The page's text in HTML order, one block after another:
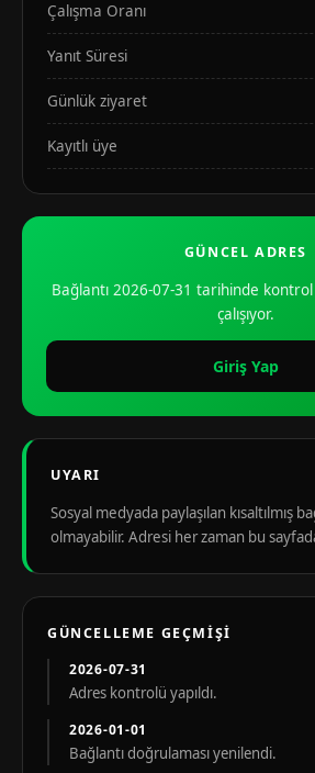
Çalışma Oranı
Yanıt Süresi
Günlük ziyaret
Kayıtlı üye
GÜNCEL ADRES
Bağlantı 2026-07-31 tarihinde
çalışıyor.
Giriş Yap
UYARI
Sosyal medyada paylaşılan kısaltılmış
olmayabilir. Adresi her zaman bu
GÜNCELLEME GEÇMIŞI
2026-07-31
Adres kontrolü yapıldı.
2026-01-01
Bağlantı doğrulaması yenilendi.